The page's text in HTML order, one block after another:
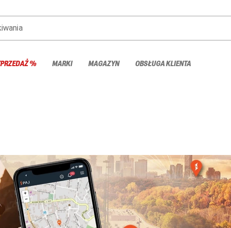
% MARKI MAGAZYN OBSŁUGA KLIENTA